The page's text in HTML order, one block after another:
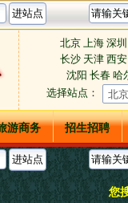
北京 上海 深圳
长沙 天津 西
沈阳 长春 哈
选择站点 ：
游商务 招生招聘
您